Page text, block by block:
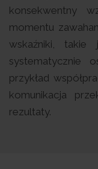
konsekwentny
momentu
wskaźniki,
systematycznie
przykład
komunikacja
rezultaty.